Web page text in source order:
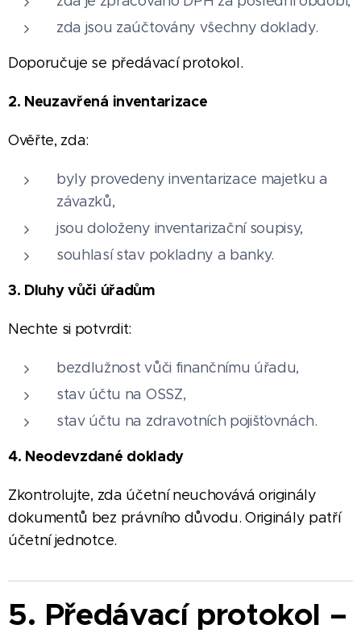
zda jsou zaúčtovány všechny doklady.
Doporučuje se předávací protokol.
2. Neuzavřená inventarizace
Ověřte, zda:
byly provedeny inventarizace majetku a
závazků,
jsou doloženy inventarizační soupisy,
souhlasí stav pokladny a banky.
3. Dluhy vůči úřadům
Nechte si potvrdit:
bezdlužnost vůči finančnímu úřadu,
stav účtu na OSSZ,
stav účtu na zdravotních pojišťovnách.
4. Neodevzdané doklady
Zkontrolujte, zda účetní neuchovává originály
dokumentů bez právního důvodu. Originály patří
účetní jednotce.
5. Předávací protokol –